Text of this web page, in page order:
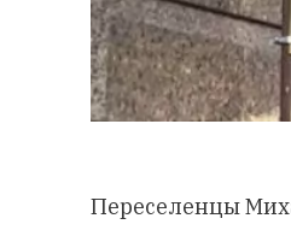
Переселенцы